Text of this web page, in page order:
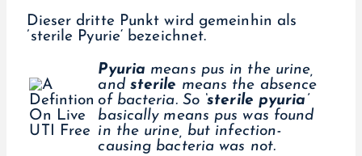
Dieser dritte Punkt wird gemeinhin als
’sterile Pyurie‘ bezeichnet.
Pyuria means pus in the urine,
and sterile means the absence
of bacteria. So ‘sterile pyuria’
basically means pus was found
in the urine, but infection-
causing bacteria was not.